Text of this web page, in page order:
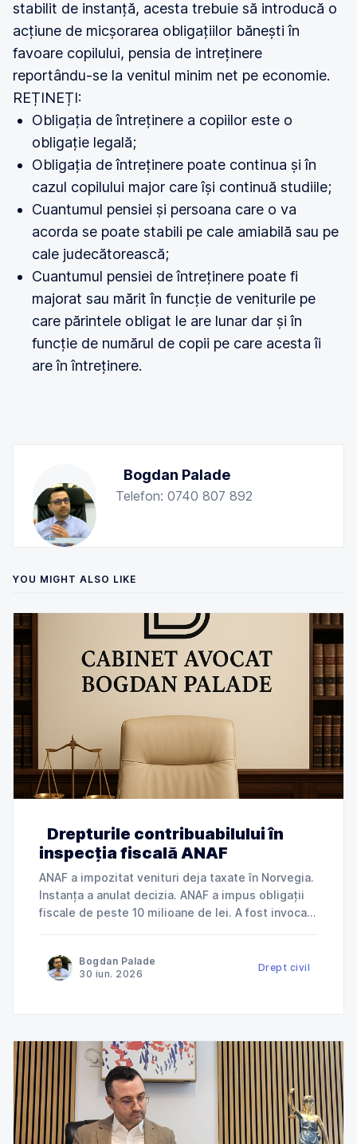
stabilit de instanță, acesta trebuie să introducă o
acțiune de micșorarea obligațiilor bănești în
favoare copilului, pensia de intreținere
reportându-se la venitul minim net pe economie.
REȚINEȚI:
Obligația de întreținere a copiilor este o
obligație legală;
Obligația de întreținere poate continua și în
cazul copilului major care își continuă studiile;
Cuantumul pensiei și persoana care o va
acorda se poate stabili pe cale amiabilă sau pe
cale judecătorească;
Cuantumul pensiei de întreținere poate fi
majorat sau mărit în funcție de veniturile pe
care părintele obligat le are lunar dar și în
funcție de numărul de copii pe care acesta îi
are în întreținere.
Bogdan Palade
Telefon: 0740 807 892
YOU MIGHT ALSO LIKE
Drepturile contribuabilului în
inspecția fiscală ANAF
ANAF a impozitat venituri deja taxate în Norvegia.
Instanța a anulat decizia. ANAF a impus obligații
fiscale de peste 10 milioane de lei. A fost invocată
dreptate contribuabilului. Jurisprudență explicată
de Cabinet Avocat Bogdan Palade DIN SERIA
Bogdan Palade
30 iun. 2026
Drept civil